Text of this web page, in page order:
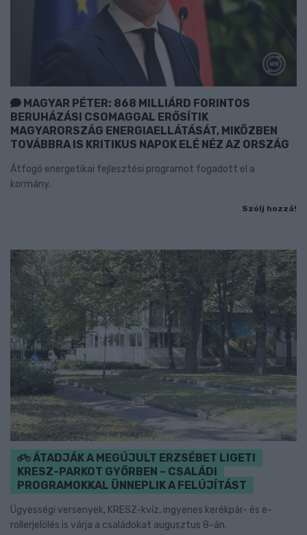
MAGYAR PÉTER: 868 MILLIÁRD FORINTOS
BERUHÁZÁSI CSOMAGGAL ERŐSÍTIK
MAGYARORSZÁG ENERGIAELLÁTÁSÁT, MIKÖZBEN
TOVÁBBRA IS KRITIKUS NAPOK ELÉ NÉZ AZ ORSZÁG
Átfogó energetikai fejlesztési programot fogadott el a
kormány.
Szólj hozzá!
ÁTADJÁK A MEGÚJULT ERZSÉBET LIGETI
KRESZ-PARKOT GYŐRBEN – CSALÁDI
PROGRAMOKKAL ÜNNEPLIK A FELÚJÍTÁST
Ügyességi versenyek, KRESZ-kvíz, ingyenes kerékpár- és e-
rollerjelölés is várja a családokat augusztus 8-án.